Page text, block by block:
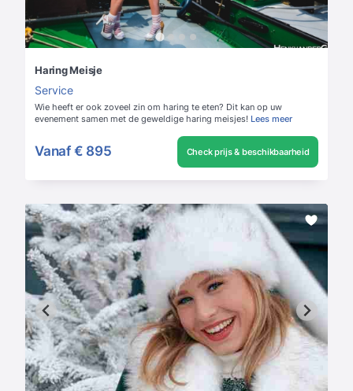
Haring Meisje
Service
Wie heeft er ook zoveel zin om haring te eten? Dit kan op uw
evenement samen met de geweldige haring meisjes! Lees meer
Vanaf € 895 Check prijs & beschikbaarheid